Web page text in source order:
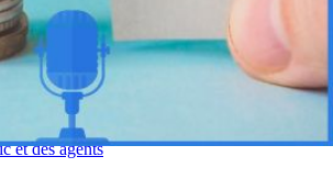
engagé pour une Intelligence Artificielle au
et des agents